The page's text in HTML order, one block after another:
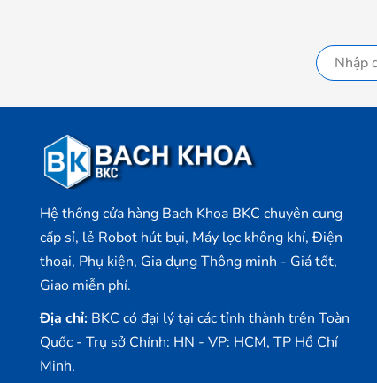
Hệ thống cửa hàng Bach Khoa BKC chuyên cung
cấp sỉ, lẻ Robot hút bụi, Máy lọc không khí, Điện
thoại, Phụ kiện, Gia dụng Thông minh - Giá tốt,
Giao miễn phí.
Địa chỉ: BKC có đại lý tại các tỉnh thành trên Toàn
Quốc - Trụ sở Chính: HN - VP: HCM, TP Hồ Chí
Minh,